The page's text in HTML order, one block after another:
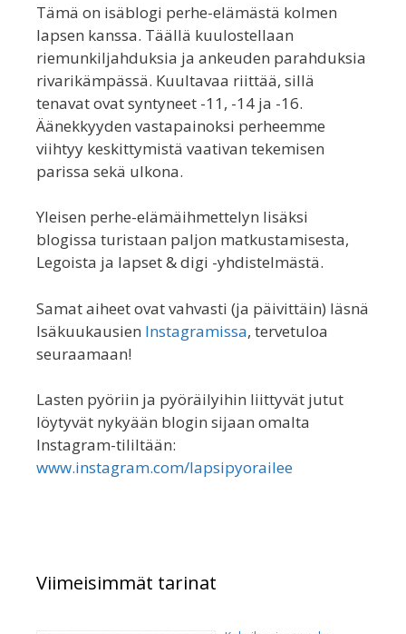
Tämä on isäblogi perhe-elämästä kolmen
lapsen kanssa. Täällä kuulostellaan
riemunkiljahduksia ja ankeuden parahduksia
rivarikämpässä. Kuultavaa riittää, sillä
tenavat ovat syntyneet -11, -14 ja -16.
Äänekkyyden vastapainoksi perheemme
viihtyy keskittymistä vaativan tekemisen
parissa sekä ulkona.
Yleisen perhe-elämäihmettelyn lisäksi
blogissa turistaan paljon matkustamisesta,
Legoista ja lapset & digi -yhdistelmästä.
Samat aiheet ovat vahvasti (ja päivittäin) läsnä
Isäkuukausien Instagramissa, tervetuloa
seuraamaan!
Lasten pyöriin ja pyöräilyihin liittyvät jutut
löytyvät nykyään blogin sijaan omalta
Instagram-tililtään:
www.instagram.com/lapsipyorailee
Viimeisimmät tarinat